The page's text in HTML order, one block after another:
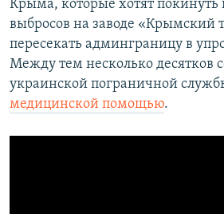
Крыма, которые хотят покинуть
выбросов на заводе «Крымский
пересекать админграницу в
Между тем несколько десятков
украинской пограничной
медицинской помощью.